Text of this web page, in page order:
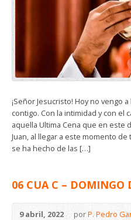
¡Señor Jesucristo! Hoy no vengo
contigo. Con la intimidad y con el
aquella Ultima Cena que en este
Juan, al llegar a este momento
se ha hecho de las […]
06 CUA C – DOMINGO
9 abril, 2022 porP. Pedro